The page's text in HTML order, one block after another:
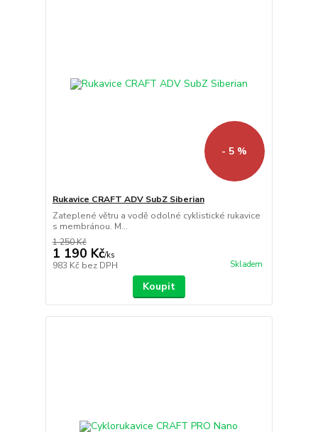
- 5 %
Rukavice CRAFT ADV SubZ Siberian
Zateplené větru a vodě odolné cyklistické rukavice
s membránou. M...
1 250 Kč
1 190 Kč/ks
983 Kč bez DPH Skladem
Koupit